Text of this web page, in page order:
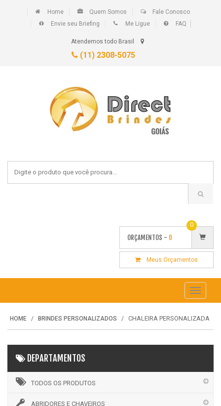
Home Quem Somos
Fale Conosco
Envie seu Briefing
Me Ligue FAQ
Atendemos todo Brasil
(11) 2308-5075
ORÇAMENTOS - 0
0
Meus Orçamentos
Toggle
HOME BRINDES PERSONALIZADOS CHALEIRA PERSONALIZADA
DEPARTAMENTOS
TODOS OS PRODUTOS
ABRIDORES E CHAVEIROS